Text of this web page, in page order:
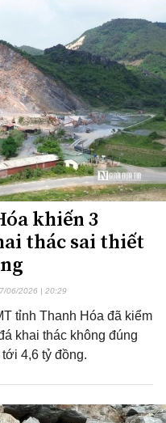
khiến 3
thác sai thiết
06/2026 | 20:29
tỉnh Thanh Hóa đã kiểm
khai thác không đúng
4,6 tỷ đồng.